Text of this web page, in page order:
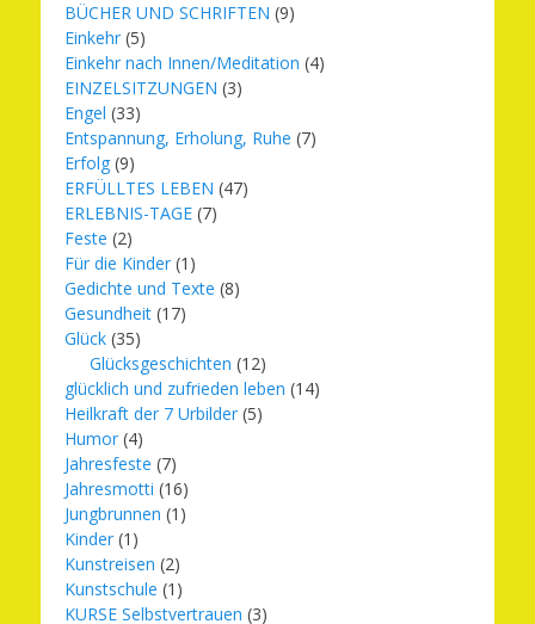
BÜCHER UND SCHRIFTEN (9)
Einkehr (5)
Einkehr nach Innen/Meditation (4)
EINZELSITZUNGEN (3)
Engel (33)
Entspannung, Erholung, Ruhe (7)
Erfolg (9)
ERFÜLLTES LEBEN (47)
ERLEBNIS-TAGE (7)
Feste (2)
Für die Kinder (1)
Gedichte und Texte (8)
Gesundheit (17)
Glück (35)
Glücksgeschichten (12)
glücklich und zufrieden leben (14)
Heilkraft der 7 Urbilder (5)
Humor (4)
Jahresfeste (7)
Jahresmotti (16)
Jungbrunnen (1)
Kinder (1)
Kunstreisen (2)
Kunstschule (1)
KURSE Selbstvertrauen (3)